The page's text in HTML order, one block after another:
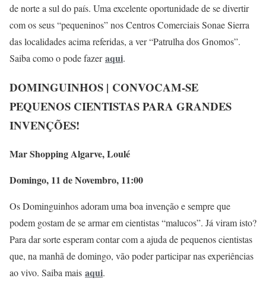
de norte a sul do país. Uma excelente oportunidade de se divertir
com os seus “pequeninos” nos Centros Comerciais Sonae Sierra
das localidades acima referidas, a ver “Patrulha dos Gnomos”.
Saiba como o pode fazeraqui.
DOMINGUINHOS | CONVOCAM-SE
PEQUENOS CIENTISTAS PARA GRANDES
INVENÇÕES!
Mar Shopping Algarve, Loulé
Domingo, 11 de Novembro, 11:00
Os Dominguinhos adoram uma boa invenção e sempre que
podem gostam de se armar em cientistas “malucos”. Já viram isto?
Para dar sorte esperam contar com a ajuda de pequenos cientistas
que, na manhã de domingo, vão poder participar nas experiências
ao vivo. Saiba mais aqui.